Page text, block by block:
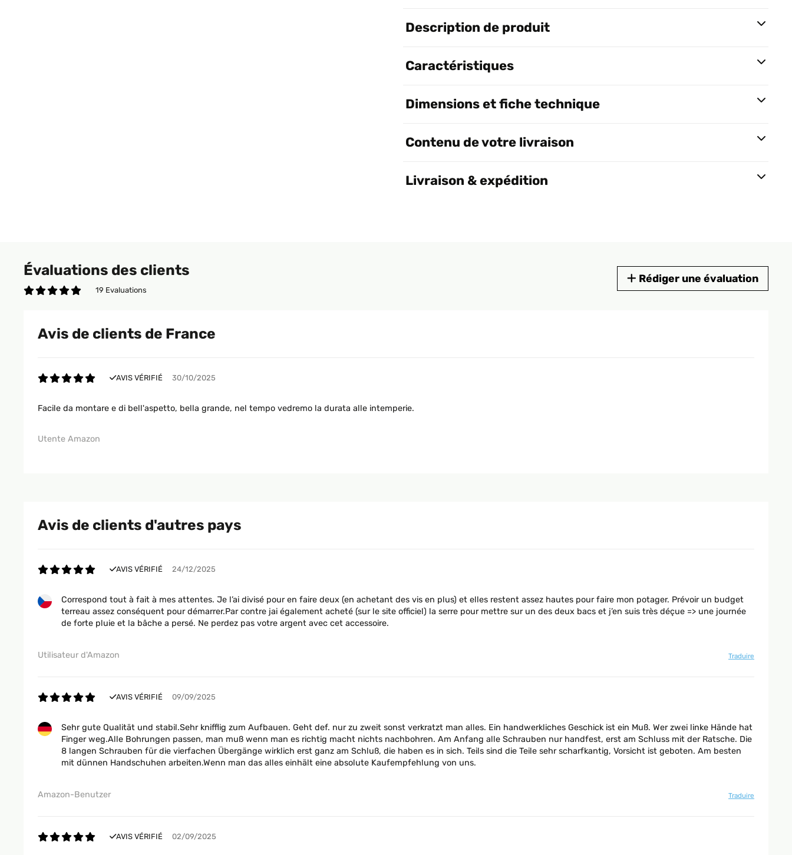
Description de produit
Caractéristiques
Dimensions et fiche technique
Contenu de votre livraison
Livraison & expédition
Évaluations des clients
19 Evaluations
Rédiger une évaluation
Avis de clients de France
AVIS VÉRIFIÉ 30/10/2025
Facile da montare e di bell'aspetto, bella grande, nel tempo vedremo la durata alle intemperie.
Utente Amazon
Avis de clients d'autres pays
AVIS VÉRIFIÉ 24/12/2025
Correspond tout à fait à mes attentes. Je l’ai divisé pour en faire deux (en achetant des vis en plus) et elles restent assez hautes pour faire mon potager. Prévoir un budget
terreau assez conséquent pour démarrer.Par contre jai également acheté (sur le site officiel) la serre pour mettre sur un des deux bacs et j’en suis très déçue => une journée
de forte pluie et la bâche a persé. Ne perdez pas votre argent avec cet accessoire.
Utilisateur d'Amazon Traduire
AVIS VÉRIFIÉ 09/09/2025
Sehr gute Qualität und stabil.Sehr knifflig zum Aufbauen. Geht def. nur zu zweit sonst verkratzt man alles. Ein handwerkliches Geschick ist ein Muß. Wer zwei linke Hände hat
Finger weg.Alle Bohrungen passen, man muß wenn man es richtig macht nichts nachbohren. Am Anfang alle Schrauben nur handfest, erst am Schluss mit der Ratsche. Die
8 langen Schrauben für die vierfachen Übergänge wirklich erst ganz am Schluß, die haben es in sich. Teils sind die Teile sehr scharfkantig, Vorsicht ist geboten. Am besten
mit dünnen Handschuhen arbeiten.Wenn man das alles einhält eine absolute Kaufempfehlung von uns.
Amazon-Benutzer Traduire
AVIS VÉRIFIÉ 02/09/2025